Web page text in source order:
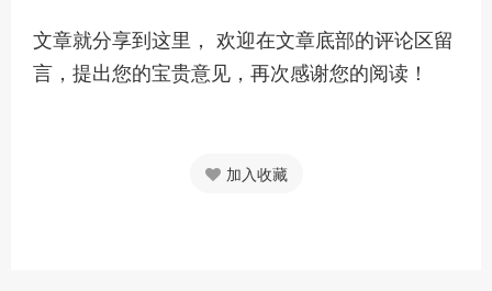
文章就分享到这里， 欢迎在文章底部的评论区留
言，提出您的宝贵意见，再次感谢您的阅读！
加入收藏